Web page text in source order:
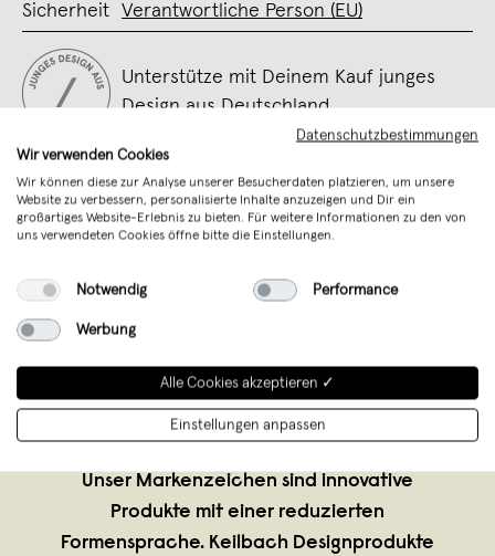
Sicherheit Verantwortliche Person (EU)
Unterstütze mit Deinem Kauf junges
Design aus Deutschland
Keilbach Designprodukte,Dörzbach
verkauft seit Oktober 2024
Unser Markenzeichen sind innovative
Produkte mit einer reduzierten
Formensprache. Keilbach Designprodukte
Datenschutzbestimmungen
Wir verwenden Cookies
Wir können diese zur Analyse unserer Besucherdaten platzieren, um unsere
Website zu verbessern, personalisierte Inhalte anzuzeigen und Dir ein
großartiges Website-Erlebnis zu bieten. Für weitere Informationen zu den von
uns verwendeten Cookies öffne bitte die Einstellungen.
Notwendig Performance
Werbung
Alle Cookies akzeptieren ✓
Einstellungen anpassen